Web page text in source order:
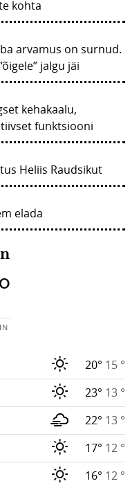
kohta
arvamus on surnud.
jalgu jäi
kehakaalu,
funktsiooni
Heliis Raudsikut
elada
20° 15 °
23° 13 °
22° 13 °
17° 12 °
16° 12 °